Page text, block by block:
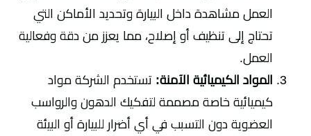
العمل مشاهدة داخل البيارة وتحديد الأماكن التي
تحتاج إلى تنظيف أو إصلاح، مما يعزز من دقة وفعالية
العمل.
المواد الكيميائية الآمنة: تستخدم الشركة مواد
كيميائية خاصة مصممة لتفكيك الدهون والرواسب
العضوية دون التسبب في أي أضرار للبيارة أو البيئة